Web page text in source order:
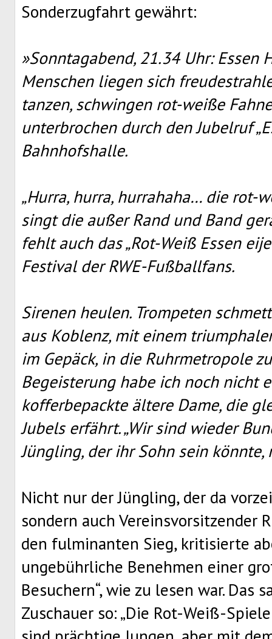
Sonderzugfahrt gewährt:
»Sonntagabend, 21.34 Uhr: Essen
Menschen liegen sich
tanzen, schwingen rot-weiße
unterbrochen durch den Jubelruf
Bahnhofshalle.
„Hurra, hurra, hurrahaha… die rot-
singt die außer Rand und Band
fehlt auch das „Rot-Weiß Essen
Festival der RWE-Fußballfans.
Sirenen heulen. Trompeten
aus Koblenz, mit einem
im Gepäck, in die Ruhrmetropole
Begeisterung habe ich noch nicht
kofferbepackte ältere Dame, die
Jubels erfährt. „Wir sind wieder
Jüngling, der ihr Sohn sein könnte,
Nicht nur der Jüngling, der da
sondern auch Vereinsvorsitzender
den fulminanten Sieg, kritisierte
ungebührliche Benehmen einer
Besuchern“, wie zu lesen war. Das
Zuschauer so: „Die Rot-Weiß-